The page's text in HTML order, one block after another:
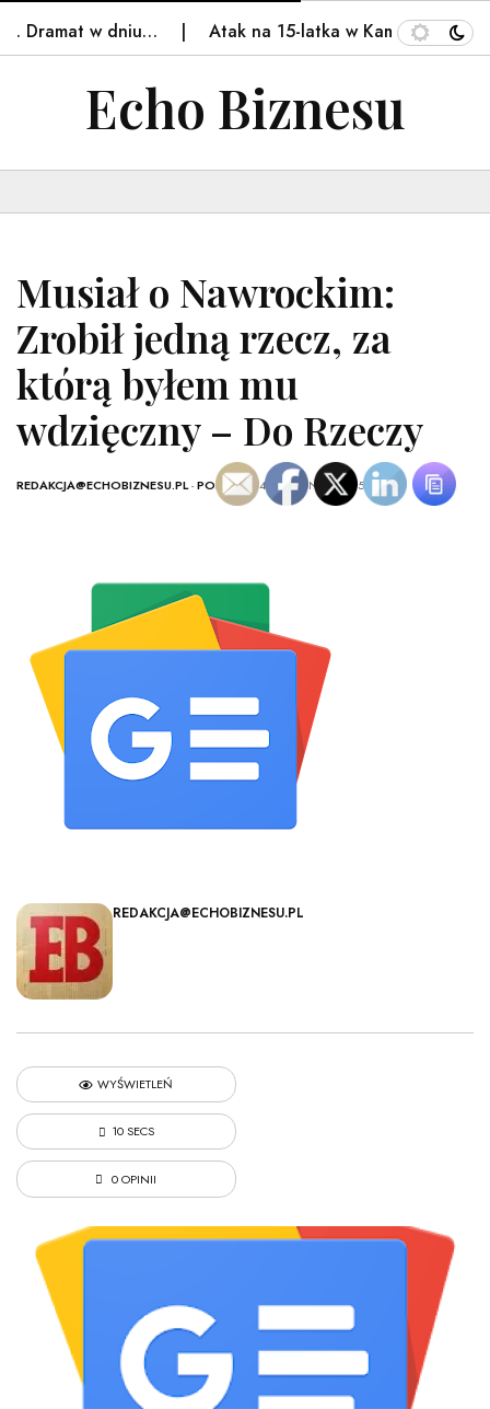
Dramat w dniu… Atak na 15-latka w Kamiennej
Echo Biznesu
Musiał o Nawrockim:
Zrobił jedną rzecz, za
którą byłem mu
wdzięczny – Do Rzeczy
REDAKCJA@ECHOBIZNESU.PL-POLSKA - 14 WRZEŚNIA, 2025
REDAKCJA@ECHOBIZNESU.PL
WYŚWIETLEŃ
10 SECS
0 OPINII